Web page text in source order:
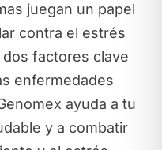
juegan un papel
contra el estrés
factores clave
enfermedades
ayuda a tu
y a combatir